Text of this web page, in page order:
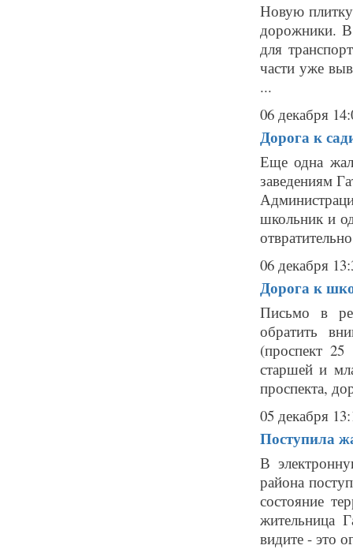
Новую
дорожники.
для
части уже
...
06 декабря
Дорога к
Еще одна
заведениям
школьник и
06 декабря
Дорога к
Письмо в
обратить
(проспект
старшей и
проспекта,
05 декабря
Поступила
В
района
состояние
жительница
видите - это